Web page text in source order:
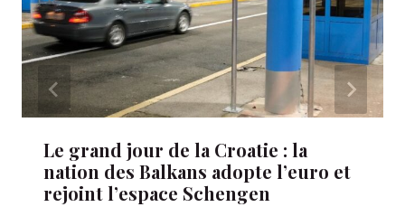
Le grand jour de la Croatie : la
nation des Balkans adopte l’euro et
rejoint l’espace Schengen